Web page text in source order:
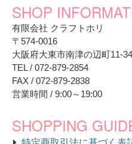
SHOP
有限会社 クラフトホリ
〒574-0016
大阪府大東市南津の辺町11-34
TEL / 072-879-2854
FAX / 072-879-2838
営業時間 / 9:00～19:00
SHOPPING